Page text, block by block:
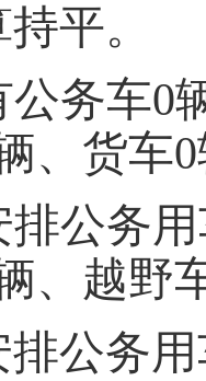
平。
公务车0
、货车
排公务
、越野
排公务